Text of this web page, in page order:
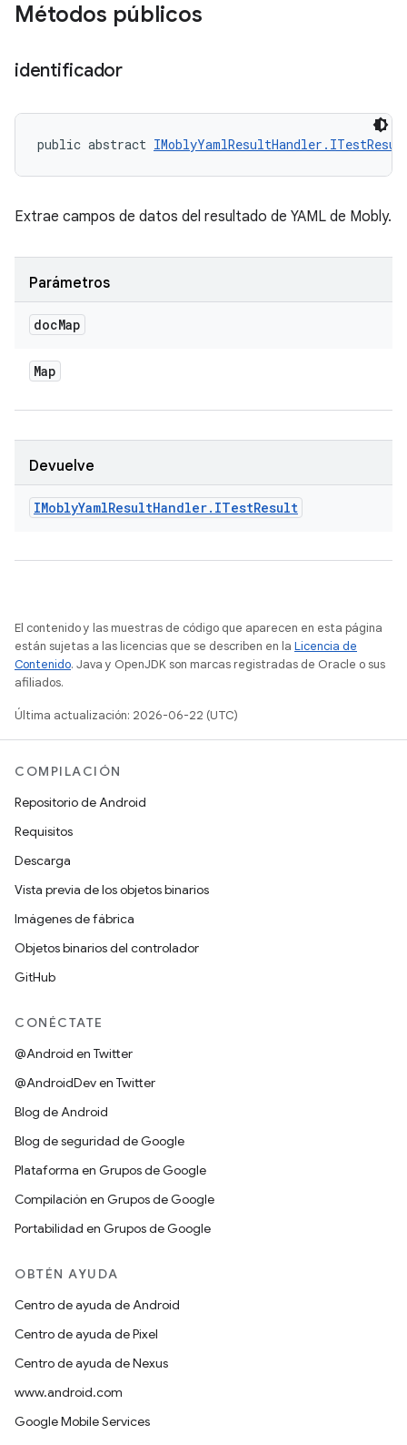
Métodos públicos
identificador
public abstract
Extrae campos de datos del resultado de YAML de Mobly.
Parámetros
docMap
Map
Devuelve
IMoblyYamlResultHandler. ITestResult
El contenido y las muestras de código que aparecen en esta página
están sujetas a las licencias que se describen en la Licencia de
Contenido. Java y OpenJDK son marcas registradas de Oracle o sus
afiliados.
Última actualización: 2026-06-22 (UTC)
COMPILACIÓN
Repositorio de Android
Requisitos
Descarga
Vista previa de los objetos binarios
Imágenes de fábrica
Objetos binarios del controlador
GitHub
CONÉCTATE
@Android en Twitter
@AndroidDev en Twitter
Blog de Android
Blog de seguridad de Google
Plataforma en Grupos de Google
Compilación en Grupos de Google
Portabilidad en Grupos de Google
OBTÉN AYUDA
Centro de ayuda de Android
Centro de ayuda de Pixel
Centro de ayuda de Nexus
www.android.com
Google Mobile Services